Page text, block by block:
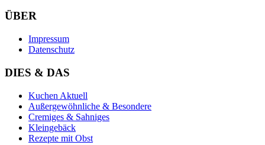
ÜBER
Impressum
Datenschutz
DIES & DAS
Kuchen Aktuell
Außergewöhnliche & Besondere
Cremiges & Sahniges
Kleingebäck
Rezepte mit Obst